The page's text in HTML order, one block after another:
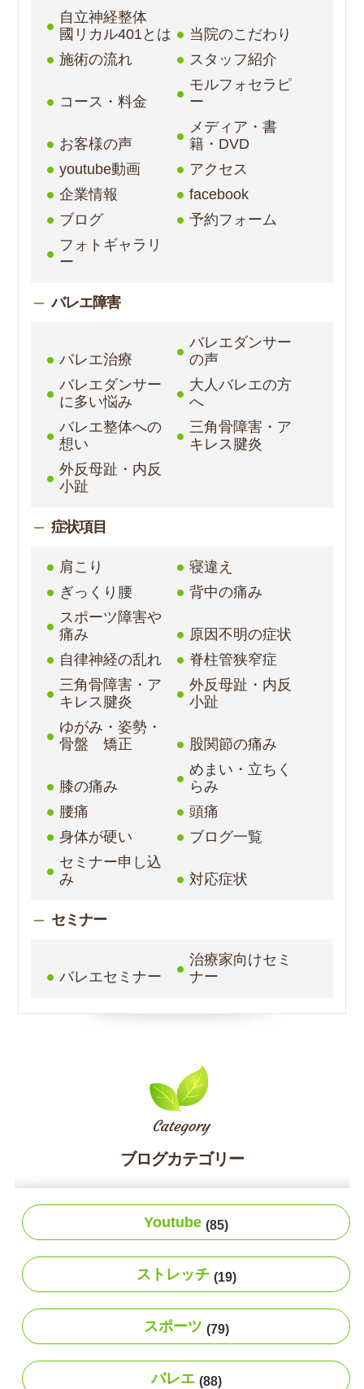
自立神経整体
國リカル401とは
当院のこだわり
施術の流れ
スタッフ紹介
コース・料金
モルフォセラピ
ー
お客様の声
メディア・書
籍・DVD
youtube動画
アクセス
企業情報
facebook
ブログ
予約フォーム
フォトギャラリ
ー
バレエ障害
バレエ治療
バレエダンサー
の声
バレエダンサー
に多い悩み
大人バレエの方
へ
バレエ整体への
想い
三角骨障害・ア
キレス腱炎
外反母趾・内反
小趾
症状項目
肩こり
寝違え
ぎっくり腰
背中の痛み
スポーツ障害や
痛み
原因不明の症状
自律神経の乱れ
脊柱管狭窄症
三角骨障害・ア
キレス腱炎
外反母趾・内反
小趾
ゆがみ・姿勢・
骨盤 矯正
股関節の痛み
膝の痛み
めまい・立ちく
らみ
腰痛
頭痛
身体が硬い
ブログ一覧
セミナー申し込
み
対応症状
セミナー
バレエセミナー
治療家向けセミ
ナー
ブログカテゴリー
Youtube (85)
ストレッチ (19)
スポーツ (79)
バレエ (88)